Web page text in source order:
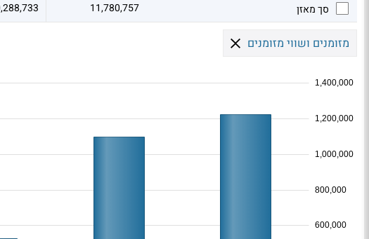
סך מאזן 11,780,757
מזומנים ושווי מזומנים
600,000
800,000
1,000,000
1,200,000
1,400,000